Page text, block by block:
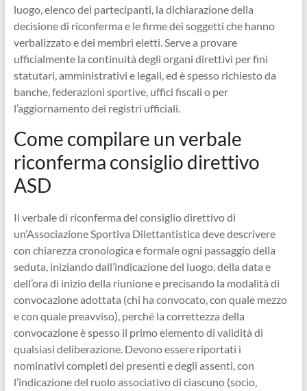
luogo, elenco dei partecipanti, la dichiarazione della
decisione di riconferma e le firme dei soggetti che hanno
verbalizzato e dei membri eletti. Serve a provare
ufficialmente la continuità degli organi direttivi per fini
statutari, amministrativi e legali, ed è spesso richiesto da
banche, federazioni sportive, uffici fiscali o per
l’aggiornamento dei registri ufficiali.
Come compilare un verbale
riconferma consiglio direttivo
ASD​
Il verbale di riconferma del consiglio direttivo di
un’Associazione Sportiva Dilettantistica deve descrivere
con chiarezza cronologica e formale ogni passaggio della
seduta, iniziando dall’indicazione del luogo, della data e
dell’ora di inizio della riunione e precisando la modalità di
convocazione adottata (chi ha convocato, con quale mezzo
e con quale preavviso), perché la correttezza della
convocazione è spesso il primo elemento di validità di
qualsiasi deliberazione. Devono essere riportati i
nominativi completi dei presenti e degli assenti, con
l’indicazione del ruolo associativo di ciascuno (socio,